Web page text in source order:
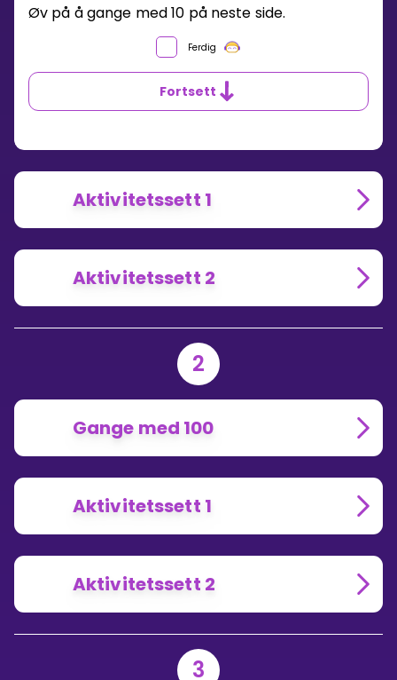
HVORDAN
GANGE
Øv på å gange med 10 på neste side.
Ferdig
Fortsett
Aktivitetssett 1
Aktivitetssett 2
2
Gange med 100
Aktivitetssett 1
Aktivitetssett 2
3